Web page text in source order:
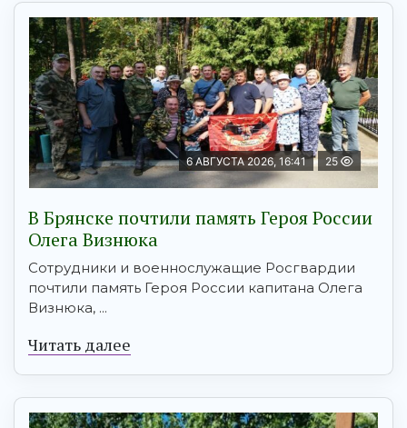
6 АВГУСТА 2026, 16:41 25
В Брянске почтили память Героя России
Олега Визнюка
Сотрудники и военнослужащие Росгвардии
почтили память Героя России капитана Олега
Визнюка, ...
Читать далее